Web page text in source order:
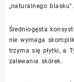
„naturalnego blasku”.
Średniogęsta
nie wymaga
trzyma się płytki, a
zalewania skórek.